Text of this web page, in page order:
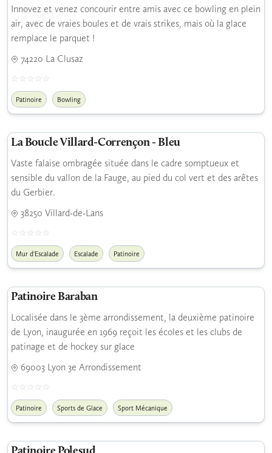
Innovez et venez concourir entre amis avec ce bowling en plein
air, avec de vraies boules et de vrais strikes, mais où la glace
remplace le parquet !
74220 La Clusaz
Patinoire Bowling
La Boucle Villard-Corrençon - Bleu
Vaste falaise ombragée située dans le cadre somptueux et
sensible du vallon de la Fauge, au pied du col vert et des arêtes
du Gerbier.
38250 Villard-de-Lans
Mur d'Escalade Escalade Patinoire
Patinoire Baraban
Localisée dans le 3ème arrondissement, la deuxième patinoire
de Lyon, inaugurée en 1969 reçoit les écoles et les clubs de
patinage et de hockey sur glace
69003 Lyon 3e Arrondissement
Patinoire Sports de Glace Sport Mécanique